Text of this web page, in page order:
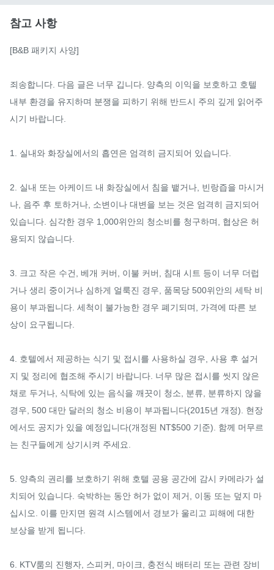
참고 사항
[B&B 패키지 사양]
죄송합니다. 다음 글은 너무 깁니다. 양측의 이익을 보호하고 호텔
내부 환경을 유지하며 분쟁을 피하기 위해 반드시 주의 깊게 읽어주
시기 바랍니다.
1. 실내와 화장실에서의 흡연은 엄격히 금지되어 있습니다.
2. 실내 또는 아케이드 내 화장실에서 침을 뱉거나, 빈랑즙을 마시거
나, 음주 후 토하거나, 소변이나 대변을 보는 것은 엄격히 금지되어
있습니다. 심각한 경우 1,000위안의 청소비를 청구하며, 협상은 허
용되지 않습니다.
3. 크고 작은 수건, 베개 커버, 이불 커버, 침대 시트 등이 너무 더럽
거나 생리 중이거나 심하게 얼룩진 경우, 품목당 500위안의 세탁 비
용이 부과됩니다. 세척이 불가능한 경우 폐기되며, 가격에 따른 보
상이 요구됩니다.
4. 호텔에서 제공하는 식기 및 접시를 사용하실 경우, 사용 후 설거
지 및 정리에 협조해 주시기 바랍니다. 너무 많은 접시를 씻지 않은
채로 두거나, 식탁에 있는 음식을 깨끗이 청소, 분류, 분류하지 않을
경우, 500 대만 달러의 청소 비용이 부과됩니다(2015년 개정). 현장
에서도 공지가 있을 예정입니다(개정된 NT$500 기준). 함께 머무르
는 친구들에게 상기시켜 주세요.
5. 양측의 권리를 보호하기 위해 호텔 공용 공간에 감시 카메라가 설
치되어 있습니다. 숙박하는 동안 허가 없이 제거, 이동 또는 덮지 마
십시오. 이를 만지면 원격 시스템에서 경보가 울리고 피해에 대한
보상을 받게 됩니다.
6. KTV룸의 진행자, 스피커, 마이크, 충전식 배터리 또는 관련 장비